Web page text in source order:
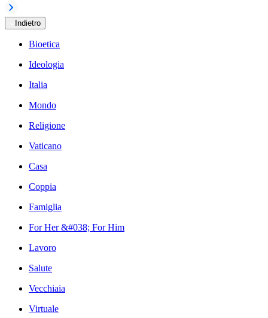
Indietro
Bioetica
Ideologia
Italia
Mondo
Religione
Vaticano
Casa
Coppia
Famiglia
For Her &#038; For Him
Lavoro
Salute
Vecchiaia
Virtuale